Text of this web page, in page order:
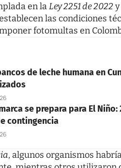
en laLey 2251 de 2022
las condiciones
fotomultas en
de leche humana en
se prepara para El
contingencia
, algunos organismos